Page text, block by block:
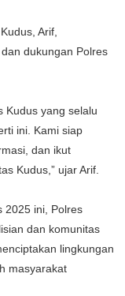
Arif,
dukungan Polres
Kudus yang selalu
ini. Kami siap
dan ikut
Kudus,” ujar Arif.
2025 ini, Polres
dan komunitas
lingkungan
masyarakat